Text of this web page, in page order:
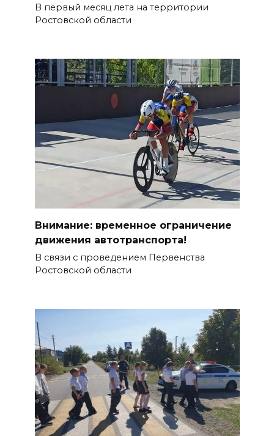
В первый месяц лета на территории
Ростовской области
Внимание: временное ограничение
движения автотранспорта!
В связи с проведением Первенства
Ростовской области